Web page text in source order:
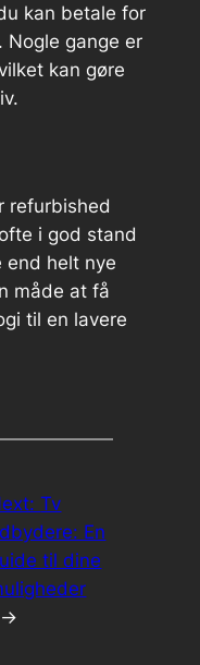
kan betale for
Nogle gange er
kan gøre
refurbished
i god stand
end helt nye
måde at få
til en lavere
Tv
En
til dine
→